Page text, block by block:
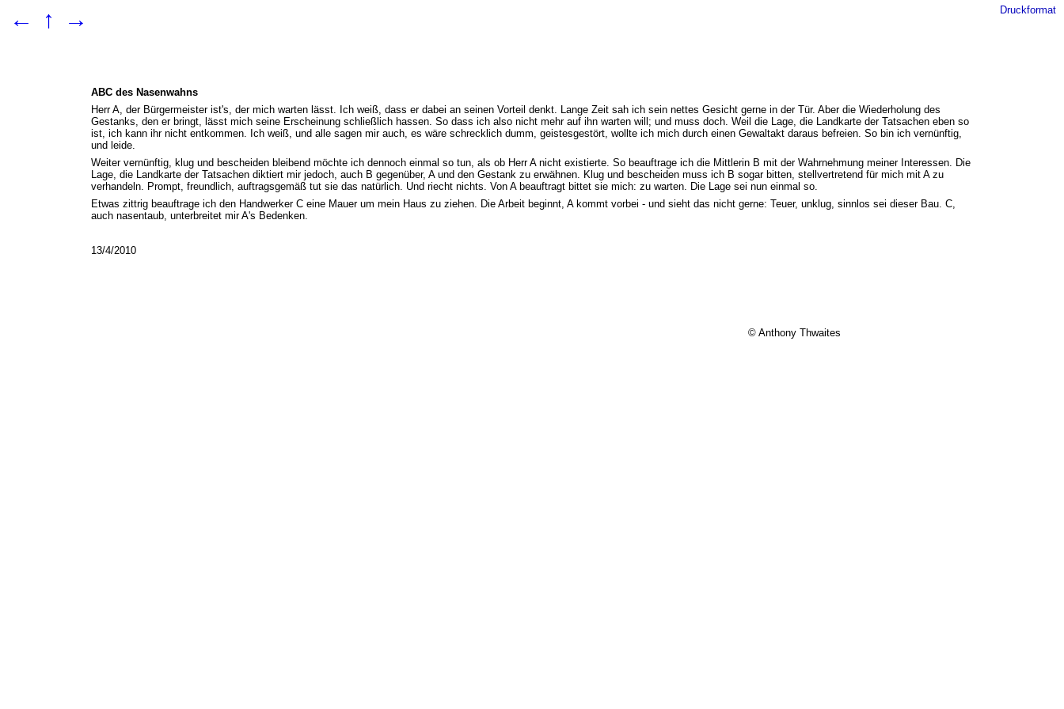
← ↑ → Druckformat
ABC des Nasenwahns
Herr A, der Bürgermeister ist's, der mich warten lässt. Ich weiß, dass er dabei an seinen Vorteil denkt. Lange Zeit sah ich sein nettes Gesicht gerne in der Tür. Aber die Wiederholung des
Gestanks, den er bringt, lässt mich seine Erscheinung schließlich hassen. So dass ich also nicht mehr auf ihn warten will; und muss doch. Weil die Lage, die Landkarte der Tatsachen eben so
ist, ich kann ihr nicht entkommen. Ich weiß, und alle sagen mir auch, es wäre schrecklich dumm, geistesgestört, wollte ich mich durch einen Gewaltakt daraus befreien. So bin ich vernünftig,
und leide.
Weiter vernünftig, klug und bescheiden bleibend möchte ich dennoch einmal so tun, als ob Herr A nicht existierte. So beauftrage ich die Mittlerin B mit der Wahrnehmung meiner Interessen. Die
Lage, die Landkarte der Tatsachen diktiert mir jedoch, auch B gegenüber, A und den Gestank zu erwähnen. Klug und bescheiden muss ich B sogar bitten, stellvertretend für mich mit A zu
verhandeln. Prompt, freundlich, auftragsgemäß tut sie das natürlich. Und riecht nichts. Von A beauftragt bittet sie mich: zu warten. Die Lage sei nun einmal so.
Etwas zittrig beauftrage ich den Handwerker C eine Mauer um mein Haus zu ziehen. Die Arbeit beginnt, A kommt vorbei - und sieht das nicht gerne: Teuer, unklug, sinnlos sei dieser Bau. C,
auch nasentaub, unterbreitet mir A's Bedenken.
13/4/2010
© Anthony Thwaites